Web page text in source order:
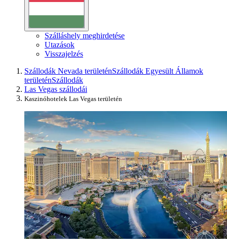
Szálláshely meghirdetése
Utazások
Visszajelzés
Szállodák Nevada területénSzállodák Egyesült Államok
területénSzállodák
Las Vegas szállodái
Kaszinóhotelek Las Vegas területén